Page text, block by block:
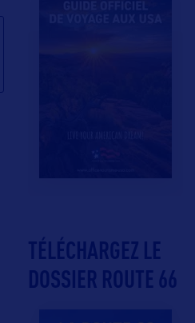
TÉLÉCHARGEZ LE
DOSSIER ROUTE 66